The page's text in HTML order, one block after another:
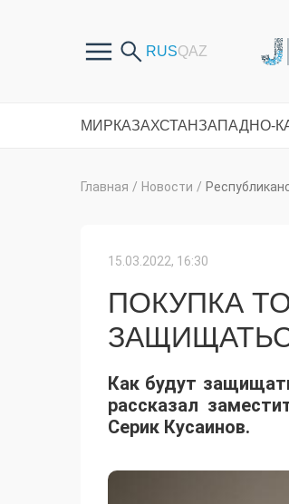
МИРКАЗАХСТАНЗАПАДНО-
Главная / Новости /
15.03.2022, 16:30
ПОКУПКА
Как будут
рассказал
Серик Кусаинов.